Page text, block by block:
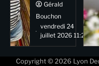
Gérald
Bouchon
vendredi 24
juillet 2026 11:29
Copyright © 2026 Lyon